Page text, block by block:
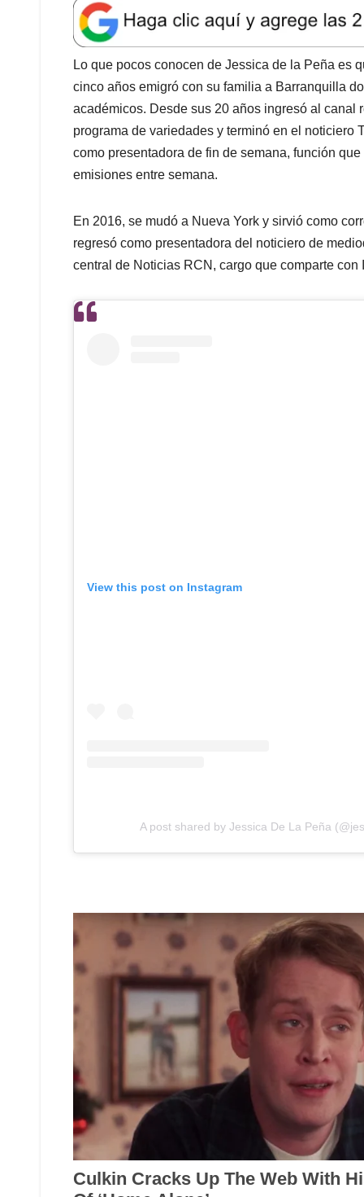
a
t
s
A
p
p
e
b
o
o
k
k
e
d
I
n
l
e
a
d
s
Lo que pocos conocen de Jessica de la Peña es
cinco años emigró con su familia a Barranquilla
académicos. Desde sus 20 años ingresó al
programa de variedades y terminó en el noticiero
como presentadora de fin de semana, función
emisiones entre semana.
En 2016, se mudó a Nueva York y sirvió como
regresó como presentadora del noticiero de
central de Noticias RCN, cargo que comparte con
View this post on Instagram
A post shared by Jessica De La Peña